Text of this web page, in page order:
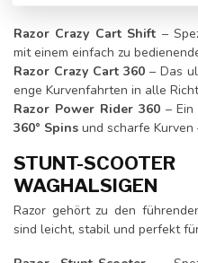
Razor Crazy Cart Shift –
mit einem einfach zu
Razor Crazy Cart 360 – Das
enge Kurvenfahrten in alle
Razor Power Rider 360– Ein
360° Spins und scharfe
STUNT-
WAGHALSIGEN
Razor gehört zu den
sind leicht, stabil und perfekt